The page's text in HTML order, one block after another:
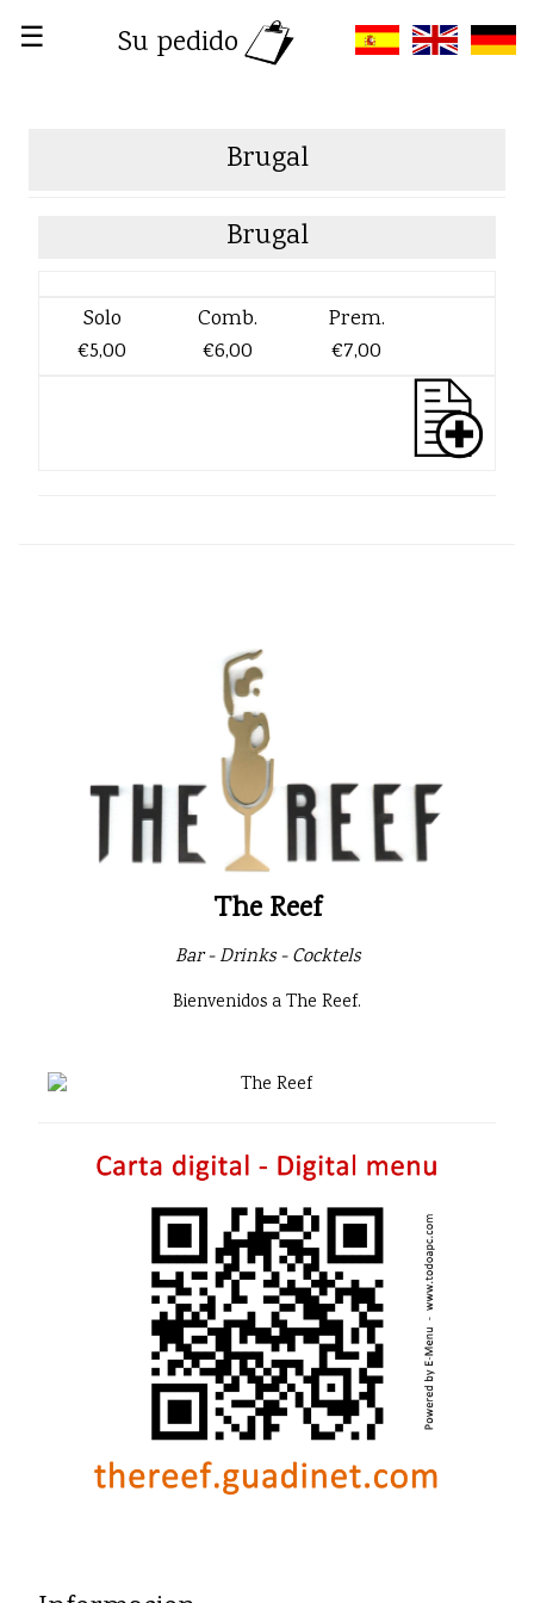
☰ Su pedido
Brugal
Brugal
Solo
€5,00
Comb.
€6,00
Prem.
€7,00
The Reef
Bar - Drinks - Cocktels
Bienvenidos a The Reef.